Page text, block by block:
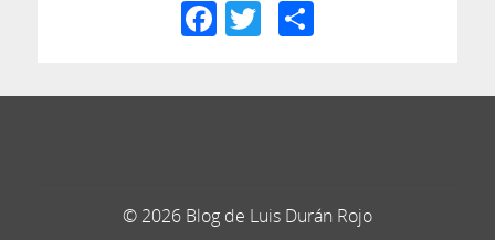
Facebook
TwitterCompartir
© 2026 Blog de Luis Durán Rojo